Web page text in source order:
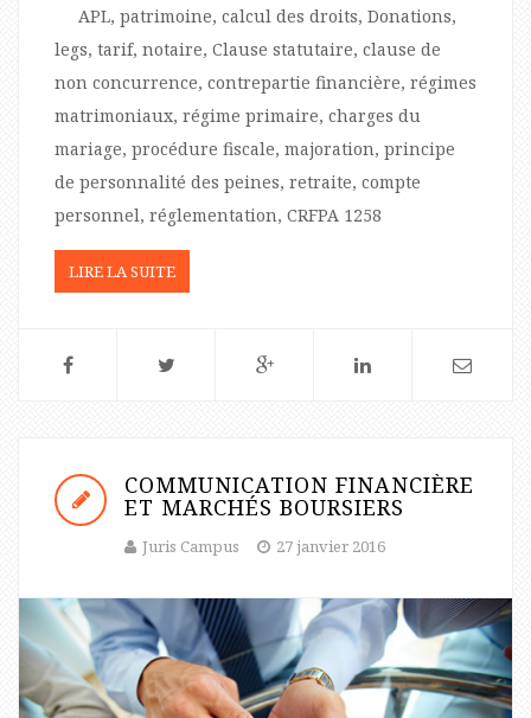
APL, patrimoine, calcul des droits, Donations,
legs, tarif, notaire, Clause statutaire, clause de
non concurrence, contrepartie financière, régimes
matrimoniaux, régime primaire, charges du
mariage, procédure fiscale, majoration, principe
de personnalité des peines, retraite, compte
personnel, réglementation, CRFPA 1258
LIRE LA SUITE
COMMUNICATION FINANCIÈRE
ET MARCHÉS BOURSIERS
Juris Campus 27 janvier 2016